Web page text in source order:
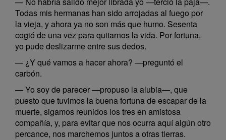
Todas mis hermanas han sido arrojadas al fuego por
la vieja, y ahora ya no son más que humo. Sesenta
cogió de una vez para quitarnos la vida. Por fortuna,
yo pude deslizarme entre sus dedos.
— ¿Y qué vamos a hacer ahora? —preguntó el
carbón.
— Yo soy de parecer —propuso la alubia—, que
puesto que tuvimos la buena fortuna de escapar de la
muerte, sigamos reunidos los tres en amistosa
compañía, y, para evitar que nos ocurra aquí algún otro
percance, nos marchemos juntos a otras tierras.